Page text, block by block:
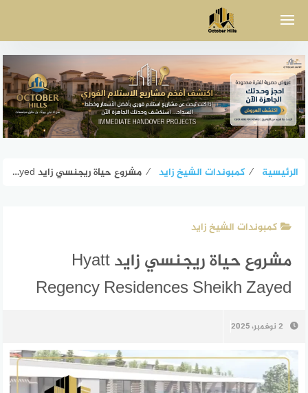
الرئيسية ⁄ كمبوندات الشيخ زايد ⁄ مشروع حياة ريجنسي زايد Hyatt Regency Residences Sheikh Zayed
كمبوندات الشيخ زايد
مشروع حياة ريجنسي زايد Hyatt
Regency Residences Sheikh Zayed
2 نوفمبر، 2025